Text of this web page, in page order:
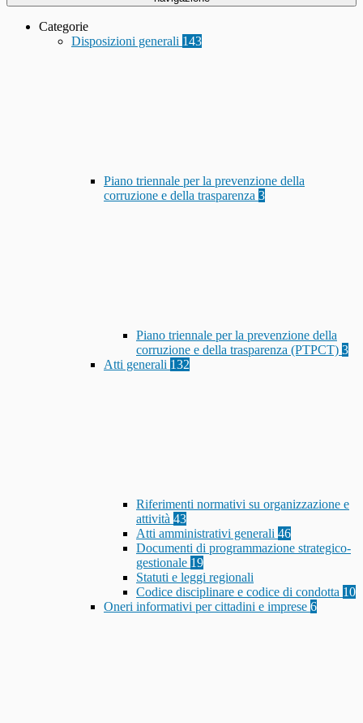
Categorie
Disposizioni generali 143
Piano triennale per la prevenzione della
corruzione e della trasparenza 3
Piano triennale per la prevenzione della
corruzione e della trasparenza (PTPCT) 3
Atti generali 132
Riferimenti normativi su organizzazione e
attività 43
Atti amministrativi generali 46
Documenti di programmazione strategico-
gestionale 19
Statuti e leggi regionali
Codice disciplinare e codice di condotta 10
Oneri informativi per cittadini e imprese 6